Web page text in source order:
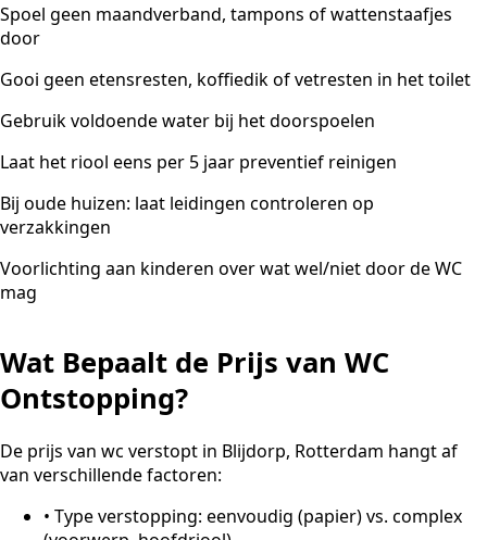
Spoel geen maandverband, tampons of wattenstaafjes
door
Gooi geen etensresten, koffiedik of vetresten in het toilet
Gebruik voldoende water bij het doorspoelen
Laat het riool eens per 5 jaar preventief reinigen
Bij oude huizen: laat leidingen controleren op
verzakkingen
Voorlichting aan kinderen over wat wel/niet door de WC
mag
Wat Bepaalt de Prijs van WC
Ontstopping?
De prijs van wc verstopt in Blijdorp, Rotterdam hangt af
van verschillende factoren:
• Type verstopping: eenvoudig (papier) vs. complex